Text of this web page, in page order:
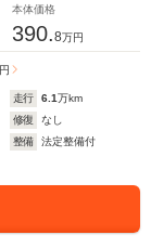
本体価格
390.8万円
円
走行 6.1万km
修復
なし
整備
法定整備付